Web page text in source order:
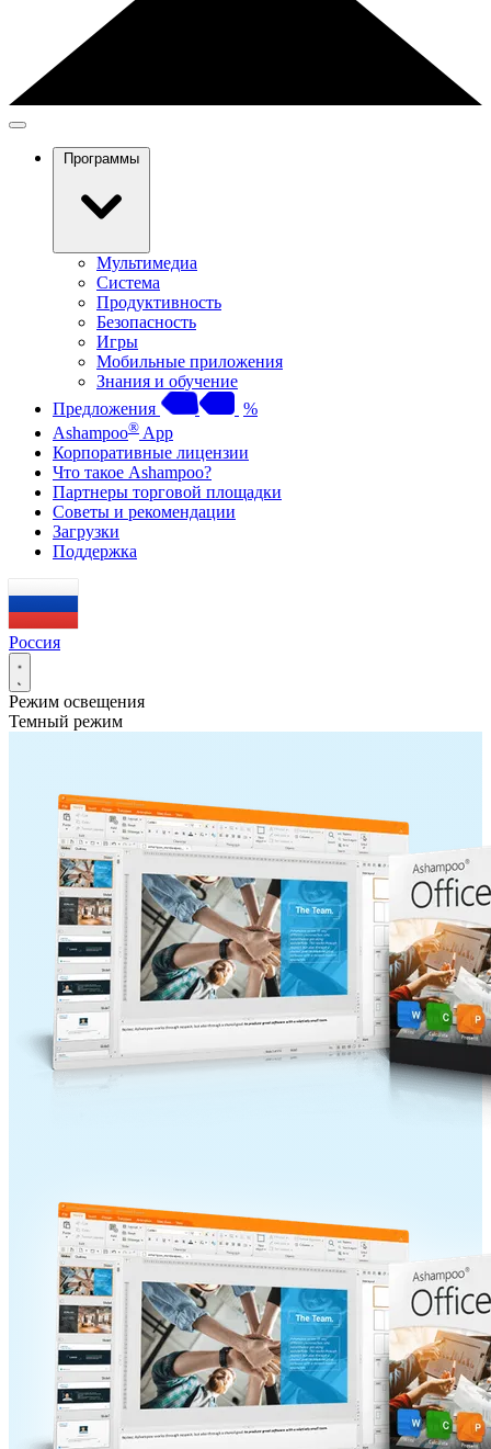
Программы
Мультимедиа
Система
Продуктивность
Безопасность
Игры
Мобильные приложения
Знания и обучение
Предложения
%
Ashampoo® App
Корпоративные лицензии
Что такое Ashampoo?
Партнеры торговой площадки
Советы и рекомендации
Загрузки
Поддержка
Россия
Режим освещения
Темный режим